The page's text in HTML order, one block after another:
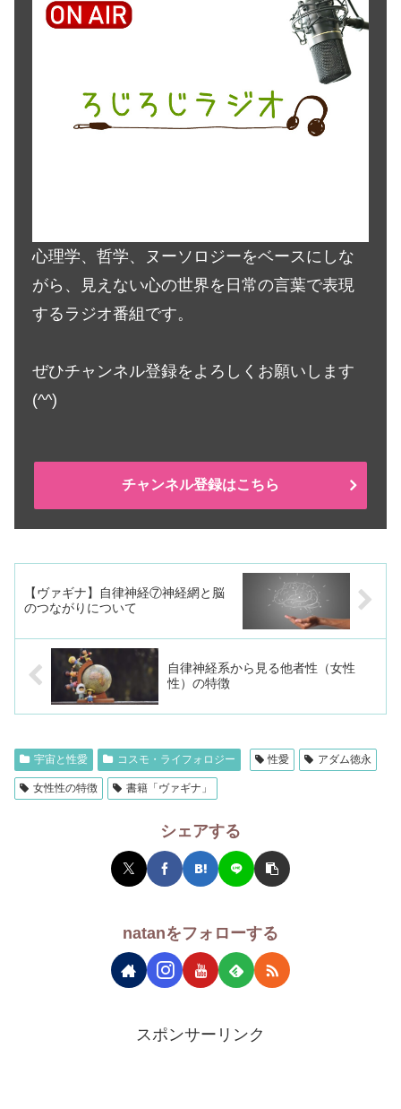
心理学、哲学、ヌーソロジーをベースにしな
がら、見えない心の世界を日常の言葉で表現
するラジオ番組です。
ぜひチャンネル登録をよろしくお願いします
(^^)
チャンネル登録はこちら
【ヴァギナ】自律神経⑦神経網と脳
のつながりについて
自律神経系から見る他者性（女性
性）の特徴
宇宙と性愛 コスモ・ライフォロジー 性愛 アダム徳永
女性性の特徴 書籍「ヴァギナ」
シェアする
natanをフォローする
スポンサーリンク